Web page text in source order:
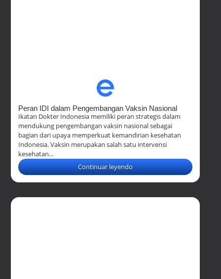
Peran IDI dalam Pengembangan Vaksin Nasional
Ikatan Dokter Indonesia memiliki peran strategis dalam
mendukung pengembangan vaksin nasional sebagai
bagian dari upaya memperkuat kemandirian kesehatan
Indonesia. Vaksin merupakan salah satu intervensi
kesehatan...
Continuar leyendo